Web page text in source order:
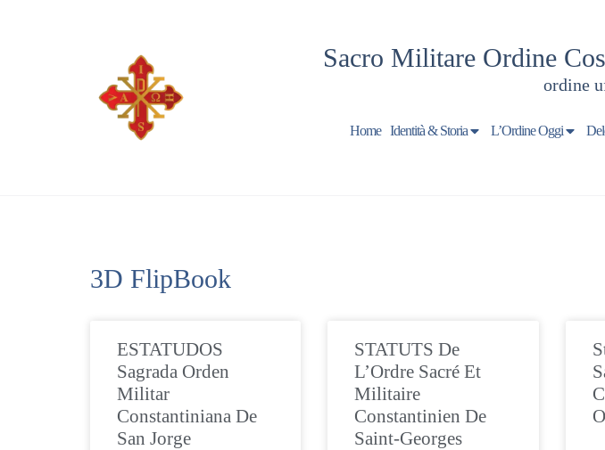
Sacro Militare Ordine
ordine
Home Identità & Storia L’Ordine Oggi
3D FlipBook
ESTATUDOS
Sagrada Orden
Militar
Constantiniana De
San Jorge
STATUTS De
L’Ordre Sacré Et
Militaire
Constantinien De
Saint-Georges